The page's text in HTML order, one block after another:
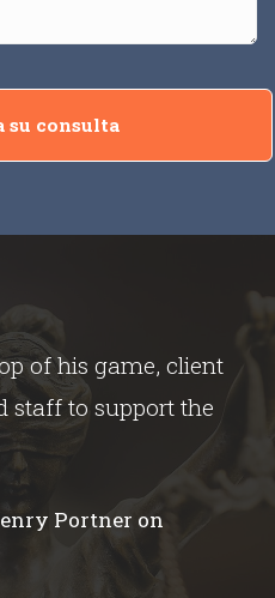
su consulta
of his game, client
staff to support the
Portner on